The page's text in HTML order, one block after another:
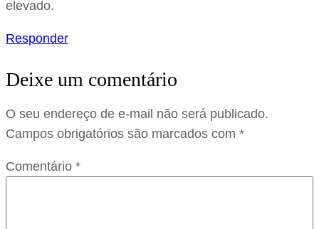
elevado.
Responder
Deixe um comentário
O seu endereço de e-mail não será publicado.
Campos obrigatórios são marcados com *
Comentário *